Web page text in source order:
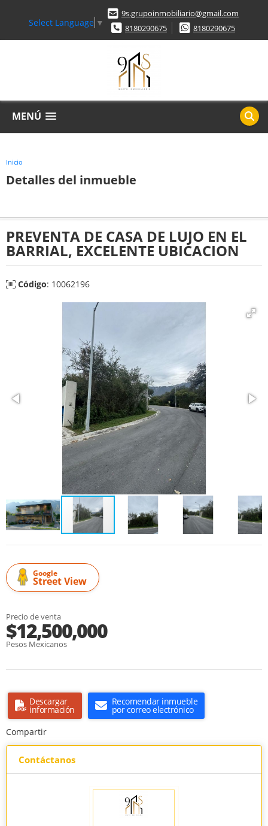
Select Language ▼
9s.grupoinmobiliario@gmail.com
8180290675
8180290675
MENÚ
Inicio
Detalles del inmueble
PREVENTA DE CASA DE LUJO EN EL
BARRIAL, EXCELENTE UBICACION
Código: 10062196
Google
Street View
Precio de venta
$12,500,000
Pesos Mexicanos
Descargar
información
Recomendar inmueble
por correo electrónico
Compartir
Contáctanos